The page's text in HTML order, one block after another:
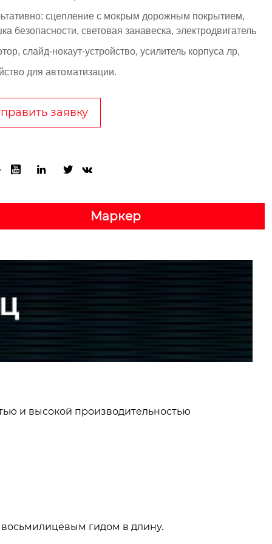
сцепление с мокрым дорожным покрытием,
безопасности, световая занавеска, электродвигатель
слайд-нокаут-устройство, усилитель корпуса лр,
для автоматизации.
заявку
   
Маркер
и высокой производительностью
гидом в длину.